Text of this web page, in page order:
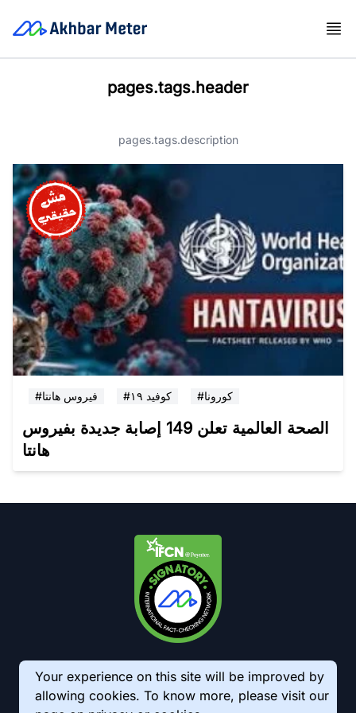
pages.tags.header
pages.tags.description
#فيروس هانتا #كوفيد ١٩ #كورونا
الصحة العالمية تعلن 149 إصابة جديدة بفيروس
هانتا
Your experience on this site will be improved by
allowing cookies. To know more, please visit our